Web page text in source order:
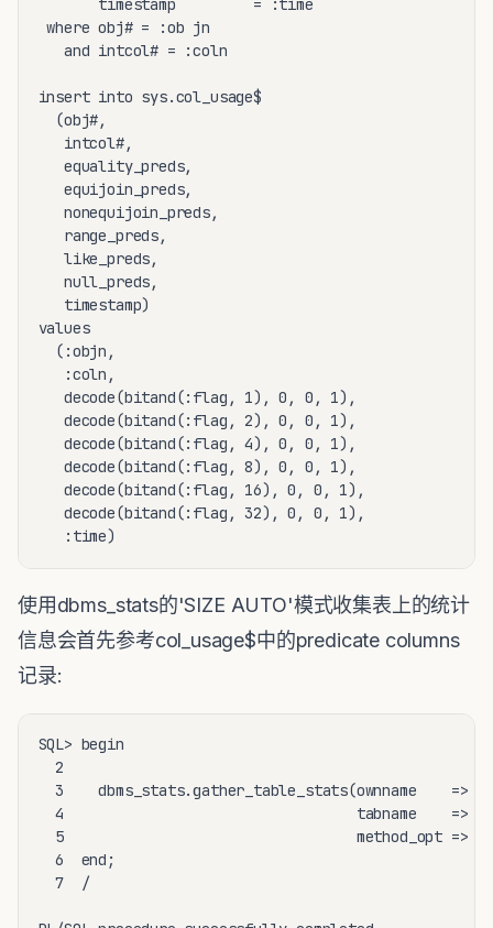
       timestamp         = :time
where obj# = :ob jn
   and intcol# = :coln
insert into sys.col_usage$
  (obj#,
   intcol#,
   equality_preds,
   equijoin_preds,
   nonequijoin_preds,
   range_preds,
   like_preds,
   null_preds,
   timestamp)
values
  (:objn,
   :coln,
   decode(bitand(:flag, 1), 0, 0, 1),
   decode(bitand(:flag, 2), 0, 0, 1),
   decode(bitand(:flag, 4), 0, 0, 1),
   decode(bitand(:flag, 8), 0, 0, 1),
   decode(bitand(:flag, 16), 0, 0, 1),
   decode(bitand(:flag, 32), 0, 0, 1),
   :time)
使用dbms_stats的'SIZE AUTO'模式收集表上的统计
信息会首先参考col_usage$中的predicate columns
记录:
SQL> begin
  2
3    dbms_stats.gather_table_stats(ownname    =>
4                                  tabname    =>
5                                  method_opt =>
  6  end;
  7  /